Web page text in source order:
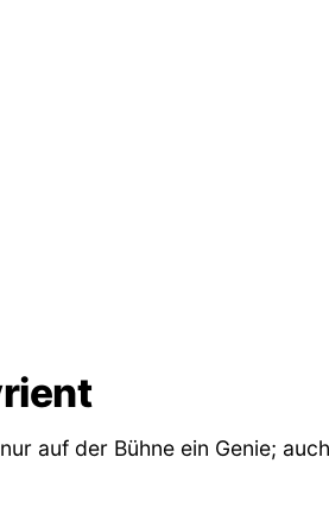
auf der Bühne ein Genie;